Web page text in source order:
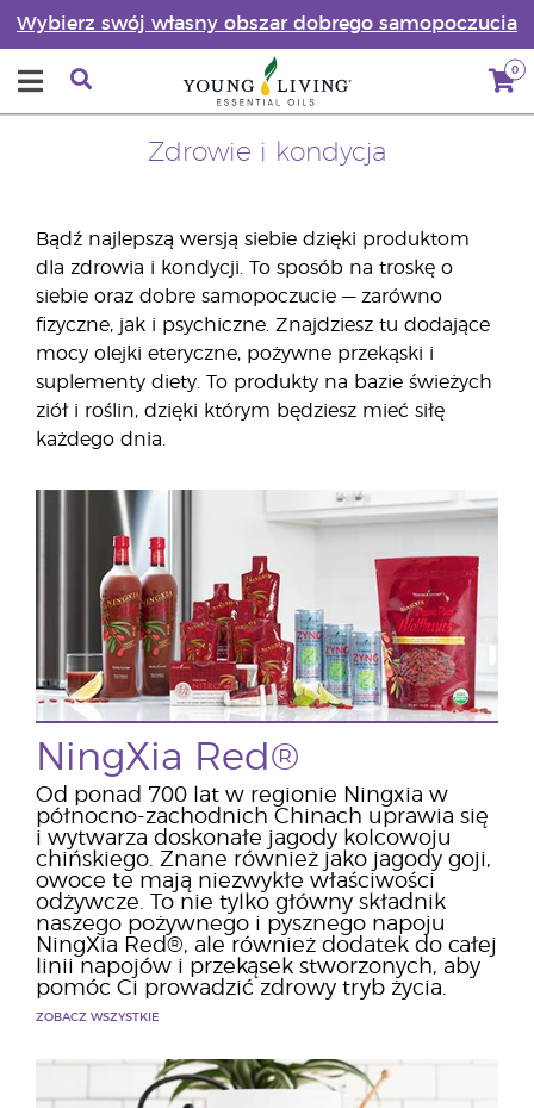
Wybierz swój własny obszar dobrego samopoczucia
0
Zdrowie i kondycja
Bądź najlepszą wersją siebie dzięki produktom
dla zdrowia i kondycji. To sposób na troskę o
siebie oraz dobre samopoczucie — zarówno
fizyczne, jak i psychiczne. Znajdziesz tu dodające
mocy olejki eteryczne, pożywne przekąski i
suplementy diety. To produkty na bazie świeżych
ziół i roślin, dzięki którym będziesz mieć siłę
każdego dnia.
NingXia Red®
Od ponad 700 lat w regionie Ningxia w
północno-zachodnich Chinach uprawia się
i wytwarza doskonałe jagody kolcowoju
chińskiego. Znane również jako jagody goji,
owoce te mają niezwykłe właściwości
odżywcze. To nie tylko główny składnik
naszego pożywnego i pysznego napoju
NingXia Red®, ale również dodatek do całej
linii napojów i przekąsek stworzonych, aby
pomóc Ci prowadzić zdrowy tryb życia.
ZOBACZ WSZYSTKIE